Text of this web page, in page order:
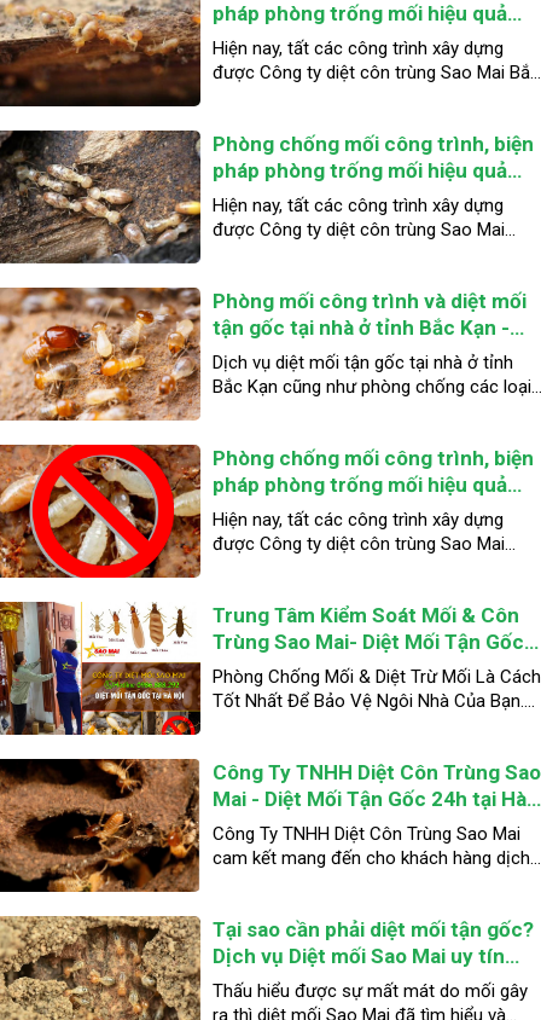
mối cho công trình lâu dài theo tuổi thọ
của công trình.
pháp phòng trống mối hiệu quả
cho bạn - Công ty phòng chống
mối uy tín tại Bắc Giang
Hiện nay, tất các công trình xây dựng
được Công ty diệt côn trùng Sao Mai Bắc
Đảm bảo an toàn, hiệu quả trong việc
phòng chống mối cho công trình lâu dài
theo tuổi thọ của công trình.
Phòng chống mối công trình, biện
pháp phòng trống mối hiệu quả
cho bạn - Công ty phòng chống
mối uy tín tại Yên Bái
Hiện nay, tất các công trình xây dựng
được Công ty diệt côn trùng Sao Mai
toàn, hiệu quả trong việc phòng chống
mối cho công trình lâu dài theo tuổi thọ
của công trình.
Phòng mối công trình và diệt mối
tận gốc tại nhà ở tỉnh Bắc Kạn -
Nhanh gọn và tận tâm
Dịch vụ diệt mối tận gốc tại nhà ở tỉnh
Bắc Kạn cũng như phòng chống các loại
Bắc Kạn quan tâm. Bạn muốn diệt mối
gốc nhanh gọn, giá rẻ và phòng ngừa
chúng quay lại về sau này?
Phòng chống mối công trình, biện
pháp phòng trống mối hiệu quả
cho bạn - Công ty phòng chống
mối uy tín tại Hà Nội
Hiện nay, tất các công trình xây dựng
được Công ty diệt côn trùng Sao Mai
toàn, hiệu quả trong việc phòng chống
mối cho công trình lâu dài theo tuổi thọ
của công trình.
Trung Tâm Kiểm Soát Mối & Côn
Trùng Sao Mai- Diệt Mối Tận Gốc
24h tại Hà Nội.
Phòng Chống Mối & Diệt Trừ Mối Là Cách
Tốt Nhất Để Bảo Vệ Ngôi Nhà Của Bạn.
Nghiệp - Uy Tín - Trách Nhiệm.
Công Ty TNHH Diệt Côn Trùng Sao
Mai - Diệt Mối Tận Gốc 24h tại Hà
Nội
Công Ty TNHH Diệt Côn Trùng Sao Mai
cam kết mang đến cho khách hàng dịch
lý nhất.
Tại sao cần phải diệt mối tận gốc?
Dịch vụ Diệt mối Sao Mai uy tín
chất lượng tại Hà Nội
Thấu hiểu được sự mất mát do mối gây
ra thì diệt mối Sao Mai đã tìm hiểu và